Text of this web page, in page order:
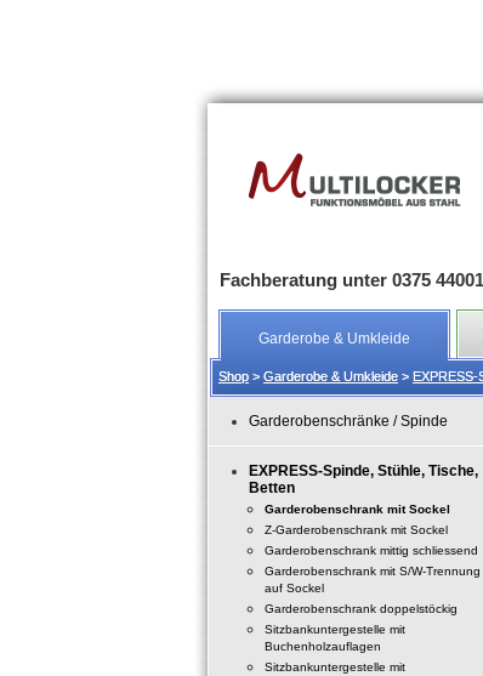
Fachberatung unter 0375
Garderobe & Umkleide
Shop > Garderobe & Umkleide > EXPRESS-
Shop > Garderobe & Umkleide > EXPRESS-
Garderobenschränke / Spinde
EXPRESS-Spinde, Stühle, Tische,
Betten
Garderobenschrank mit Sockel
Z-Garderobenschrank mit Sockel
Garderobenschrank mittig schliessend
Garderobenschrank mit S/W-Trennung
auf Sockel
Garderobenschrank doppelstöckig
Sitzbankuntergestelle mit
Buchenholzauflagen
Sitzbankuntergestelle mit